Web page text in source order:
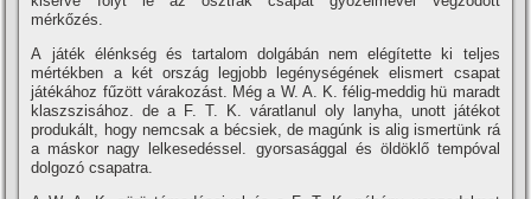
mérkőzés.
A játék élénkség és tartalom dolgábán nem elégí­tette ki teljes
mértékben a két ország legjobb legénységének elismert csapat
játékához fűzött várakozást. Még a W. A. K. félig-meddig hü maradt
klaszszisához. de a F. T. K. váratlanul oly lanyha, unott játékot
produkált, hogy nemcsak a bécsiek, de magúnk is alig ismertünk rá
a máskor nagy lelkesedéssel. gyorsasággal és öldöklő tempóval
dolgozó csapatra.